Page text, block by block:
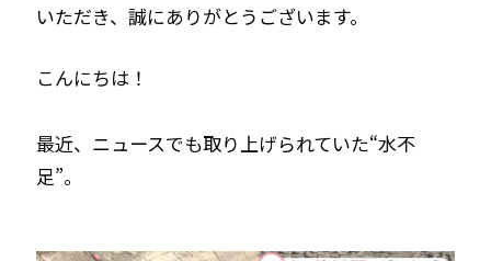
外壁洗浄
エアコンクリーニング
RECRUIT
採用情報
いただき、誠にありがとうございます。
こんにちは！
最近、ニュースでも取り上げられていた“水不
足”。